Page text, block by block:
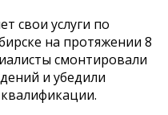
свои услуги по
на протяжении 8
смонтировали
и убедили